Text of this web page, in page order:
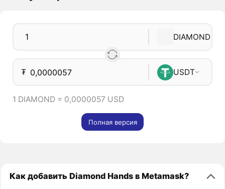
DIAMOND
₮ USDT
1 DIAMOND = 0,0000057 USD
Полная версия
Как добавить Diamond Hands в Metamask?